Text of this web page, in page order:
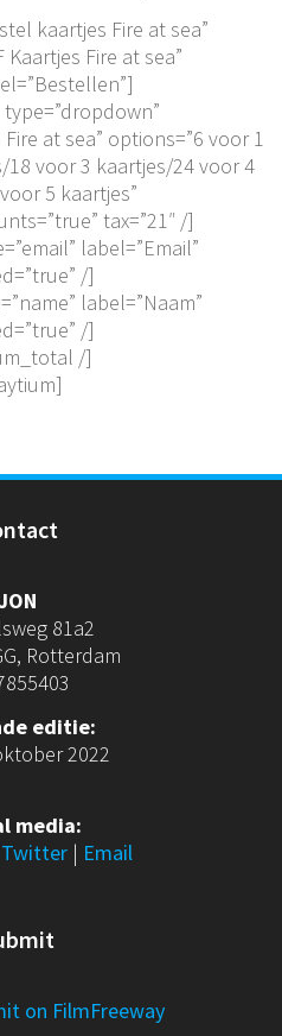
kaartjes Fire at sea”
Fire at sea”
at sea” options=”6 voor 1
voor 3 kaartjes/24 voor 4
5 kaartjes”
tax=”21″ /]
label=”Email”
/]
label=”Naam”
/]
/]
81a2
Rotterdam
editie:
2022
media:
Twitter | Email